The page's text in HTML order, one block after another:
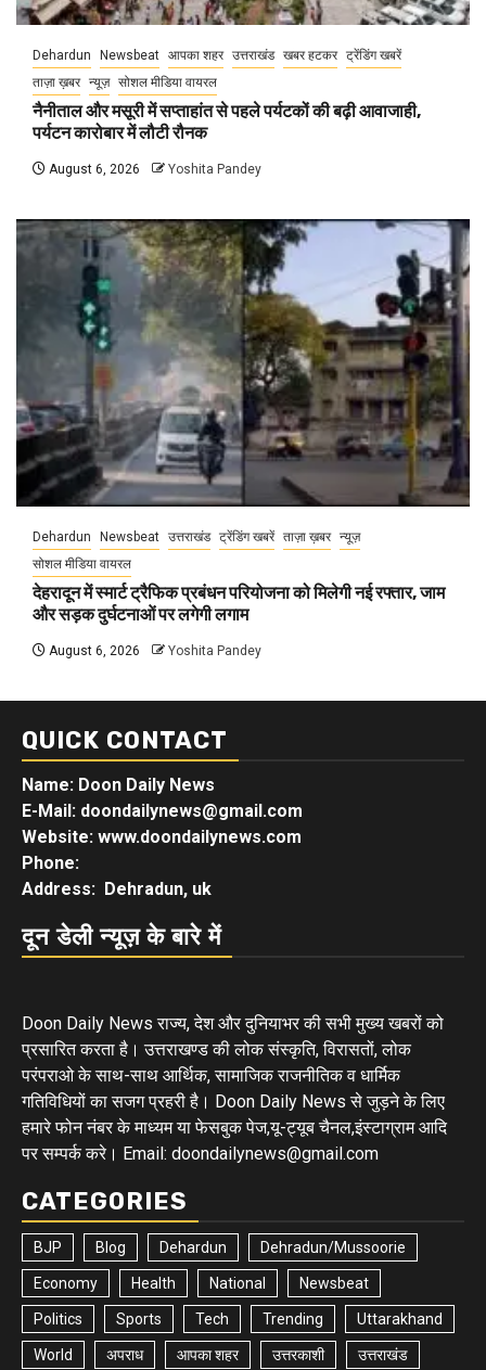
Dehardun Newsbeat आपका शहर उत्तराखंड खबर हटकर ट्रेंडिंग खबरें
ताज़ा ख़बर न्यूज़ सोशल मीडिया वायरल
नैनीताल और मसूरी में सप्ताहांत से पहले पर्यटकों की बढ़ी आवाजाही,
पर्यटन कारोबार में लौटी रौनक
August 6, 2026 Yoshita Pandey
Dehardun Newsbeat उत्तराखंड ट्रेंडिंग खबरें ताज़ा ख़बर न्यूज़
सोशल मीडिया वायरल
देहरादून में स्मार्ट ट्रैफिक प्रबंधन परियोजना को मिलेगी नई रफ्तार, जाम
और सड़क दुर्घटनाओं पर लगेगी लगाम
August 6, 2026 Yoshita Pandey
QUICK CONTACT
Name: Doon Daily News
E-Mail: doondailynews@gmail.com
Website: www.doondailynews.com
Phone:
Address: Dehradun, uk
दून डेली न्यूज़ के बारे में
Doon Daily News राज्य, देश और दुनियाभर की सभी मुख्य खबरों को
प्रसारित करता है। उत्तराखण्ड की लोक संस्कृति, विरासतों, लोक
परंपराओ के साथ-साथ आर्थिक, सामाजिक राजनीतिक व धार्मिक
गतिविधियों का सजग प्रहरी है। Doon Daily News से जुड़ने के लिए
हमारे फोन नंबर के माध्यम या फेसबुक पेज,यू-ट्यूब चैनल,इंस्टाग्राम आदि
पर सम्पर्क करे। Email: doondailynews@gmail.com
CATEGORIES
BJP Blog Dehardun Dehradun/Mussoorie
Economy Health National Newsbeat
Politics Sports Tech Trending Uttarakhand
World अपराध आपका शहर उत्तरकाशी उत्तराखंड